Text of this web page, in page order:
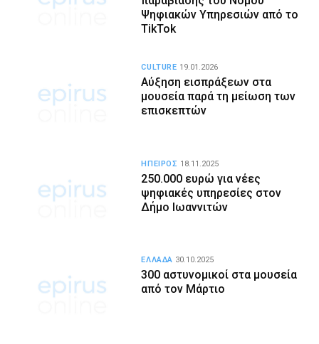
Ψηφιακών Υπηρεσιών από το
TikTok
Αύξηση εισπράξεων στα
μουσεία παρά τη μείωση των
επισκεπτών
CULTURE 19.01.2026
250.000 ευρώ για νέες
ψηφιακές υπηρεσίες στον
Δήμο Ιωαννιτών
ΗΠΕΙΡΟΣ 18.11.2025
300 αστυνομικοί στα μουσεία
από τον Μάρτιο
ΕΛΛΑΔΑ 30.10.2025